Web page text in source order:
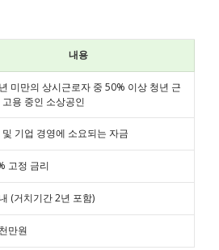
내용
미만의 상시근로자 중 50% 이상 청년 근
고용 중인 소상공인
및 기업 경영에 소요되는 자금
고정 금리
(거치기간 2년 포함)
만원